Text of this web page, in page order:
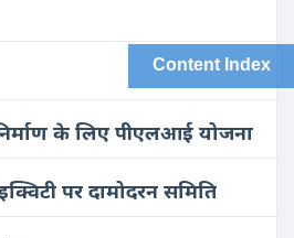
के लिए पीएलआई योजना
पर दामोदरन समिति
Content Index